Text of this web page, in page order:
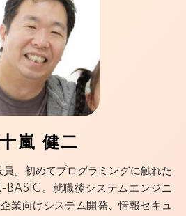
嵐 健二
。初めてプログラミングに触れた
。就職後システムエンジニ
業向けシステム開発、情報セキュ